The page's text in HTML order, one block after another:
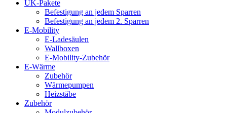
UK-Pakete
Befestigung an jedem Sparren
Befestigung an jedem 2. Sparren
E-Mobility
E-Ladesäulen
Wallboxen
E-Mobility-Zubehör
E-Wärme
Zubehör
Wärmepumpen
Heizstäbe
Zubehör